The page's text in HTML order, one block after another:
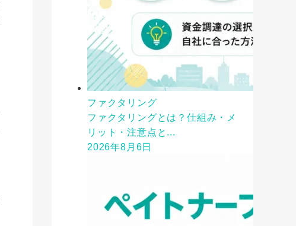
ファクタリング
ファクタリングとは？仕組み・メ
リット・注意点と...
2026年8月6日